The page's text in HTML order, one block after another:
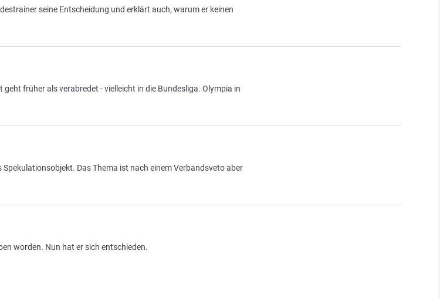
seine Entscheidung und erklärt auch, warum er keinen
früher als verabredet - vielleicht in die Bundesliga. Olympia in
Das Thema ist nach einem Verbandsveto aber
worden. Nun hat er sich entschieden.